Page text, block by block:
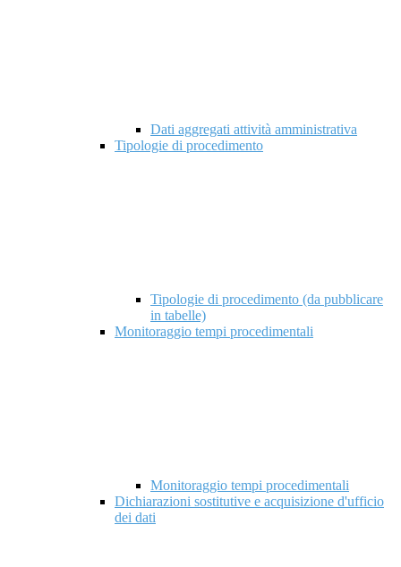
Dati aggregati attività amministrativa
Tipologie di procedimento
Tipologie di procedimento (da pubblicare
in tabelle)
Monitoraggio tempi procedimentali
Monitoraggio tempi procedimentali
Dichiarazioni sostitutive e acquisizione d'ufficio
dei dati